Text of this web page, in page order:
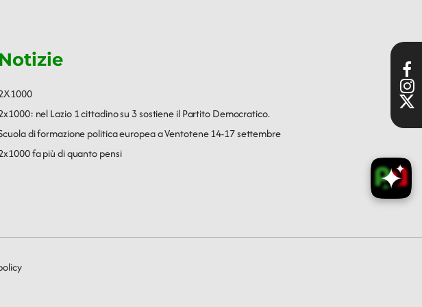
Notizie
nel Lazio 1 cittadino su 3 sostiene il Partito Democratico.
di formazione politica europea a Ventotene 14-17 settembre
fa più di quanto pensi